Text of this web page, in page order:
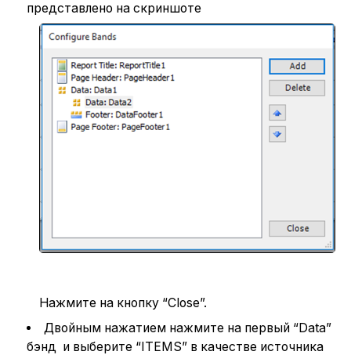
представлено на скриншоте
Нажмите на кнопку “Close”.
Двойным нажатием нажмите на первый “Data”
бэнд и выберите “ITEMS” в качестве источника